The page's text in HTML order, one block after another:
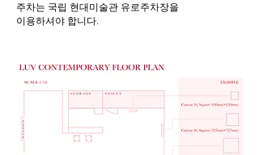
주차는 국립 현대미술관 유로주차장을
이용하셔야 합니다.